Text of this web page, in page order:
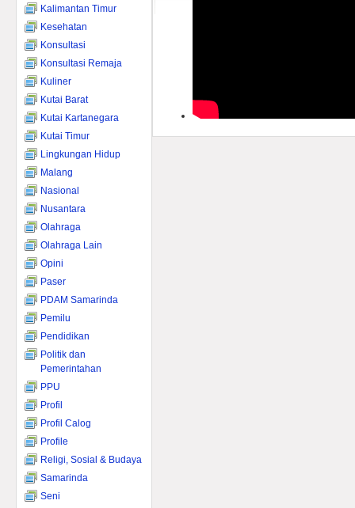
Kalimantan Timur
Kesehatan
Konsultasi
Konsultasi Remaja
Kuliner
Kutai Barat
Kutai Kartanegara
Kutai Timur
Lingkungan Hidup
Malang
Nasional
Nusantara
Olahraga
Olahraga Lain
Opini
Paser
PDAM Samarinda
Pemilu
Pendidikan
Politik dan
Pemerintahan
PPU
Profil
Profil Calog
Profile
Religi, Sosial & Budaya
Samarinda
Seni